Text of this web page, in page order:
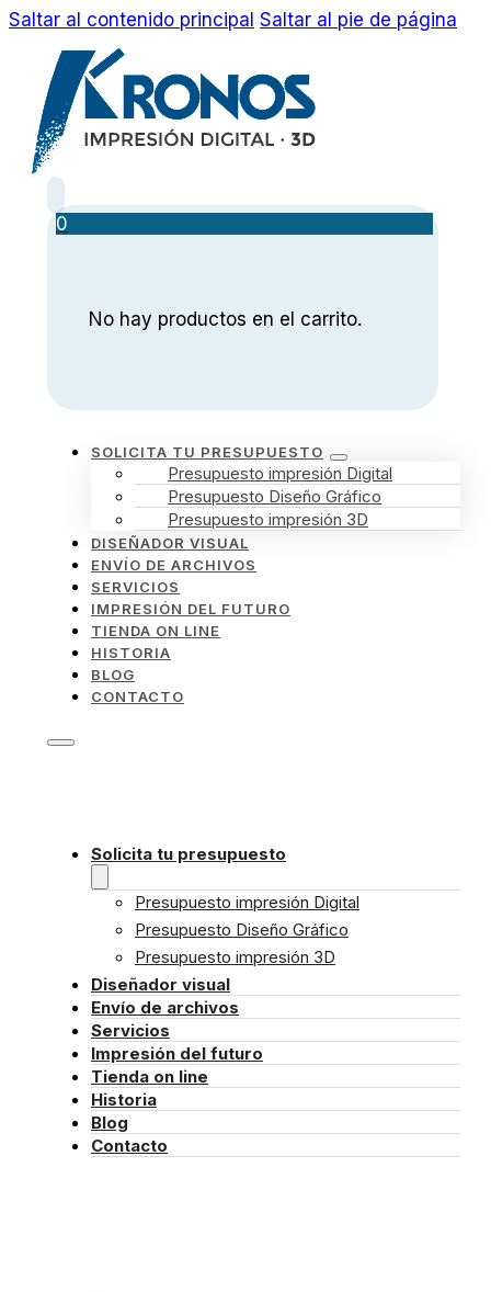
Saltar al contenido principal Saltar al pie de página
0
No hay productos en el carrito.
SOLICITA TU PRESUPUESTO
Presupuesto impresión Digital
Presupuesto Diseño Gráfico
Presupuesto impresión 3D
DISEÑADOR VISUAL
ENVÍO DE ARCHIVOS
SERVICIOS
IMPRESIÓN DEL FUTURO
TIENDA ON LINE
HISTORIA
BLOG
CONTACTO
Solicita tu presupuesto
Presupuesto impresión Digital
Presupuesto Diseño Gráfico
Presupuesto impresión 3D
Diseñador visual
Envío de archivos
Servicios
Impresión del futuro
Tienda on line
Historia
Blog
Contacto